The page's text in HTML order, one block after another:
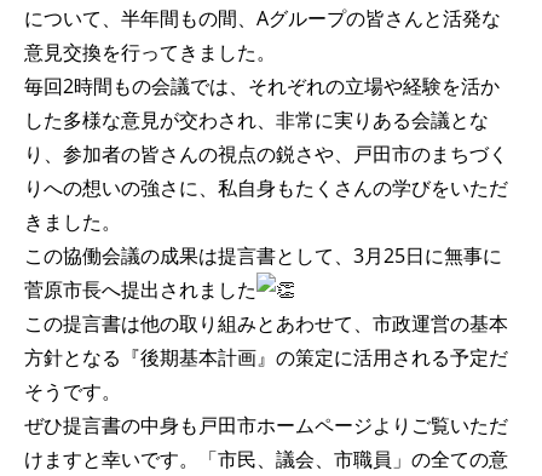
について、半年間もの間、Aグループの皆さんと活発な
意見交換を行ってきました。
毎回2時間もの会議では、それぞれの立場や経験を活か
した多様な意見が交わされ、非常に実りある会議とな
り、参加者の皆さんの視点の鋭さや、戸田市のまちづく
りへの想いの強さに、私自身もたくさんの学びをいただ
きました。
この協働会議の成果は提言書として、3月25日に無事に
菅原市長へ提出されました
この提言書は他の取り組みとあわせて、市政運営の基本
方針となる『後期基本計画』の策定に活用される予定だ
そうです。
ぜひ提言書の中身も戸田市ホームページよりご覧いただ
けますと幸いです。「市民、議会、市職員」の全ての意